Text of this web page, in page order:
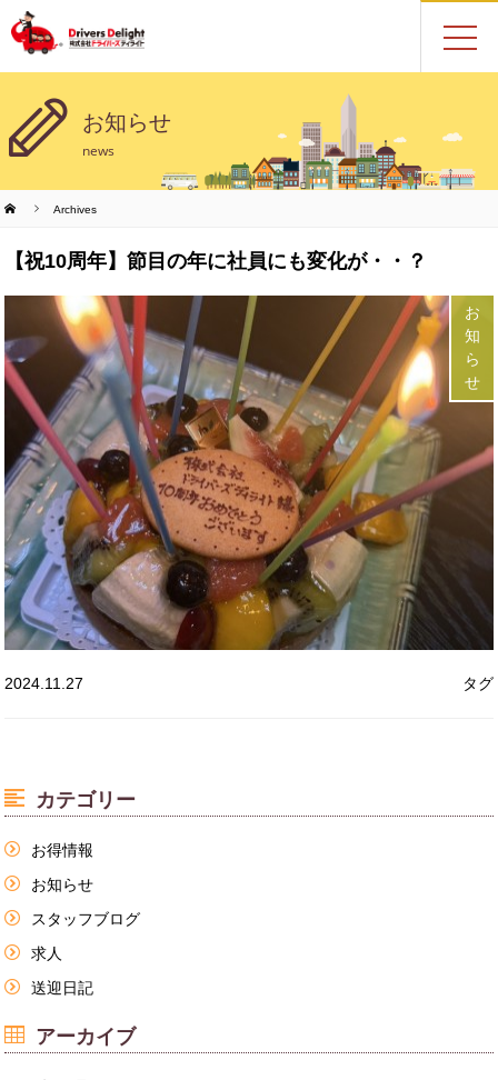
お知らせ
news
Archives
【祝10周年】節目の年に社員にも変化が・・？
お
知
ら
せ
2024.11.27 タグ
カテゴリー
お得情報
お知らせ
スタッフブログ
求人
送迎日記
アーカイブ